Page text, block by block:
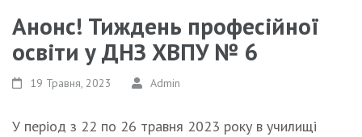
Анонс! Тиждень професійної
освіти у ДНЗ ХВПУ № 6
19 Травня, 2023 Admin
У період з 22 по 26 травня 2023 року в училищі